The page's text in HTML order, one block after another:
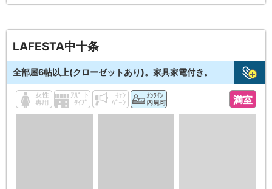
LAFESTA中十条
全部屋6帖以上(クローゼットあり)。家具家電付き。
満室